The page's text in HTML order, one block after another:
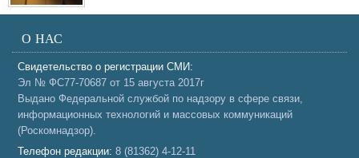
О НАС
Свидетельство о регистрации СМИ:
Эл № ФС77-70687 от 15 августа 2017г
Выдано Федеральной службой по надзору в сфере связи,
информационных технологий и массовых коммуникаций
(Роскомнадзор).
Телефон редакции: 8 (81362) 4-12-11